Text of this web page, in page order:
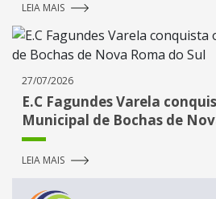
LEIA MAIS
27/07/2026
E.C Fagundes Varela
Municipal de Bochas de
LEIA MAIS